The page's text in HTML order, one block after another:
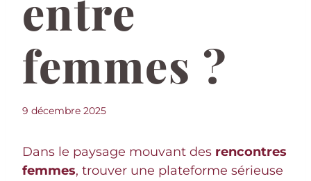
entre
femmes ?
9 décembre 2025
Dans le paysage mouvant des rencontres
femmes, trouver une plateforme sérieuse